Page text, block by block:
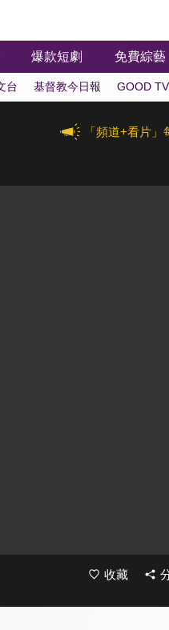
爆款短劇 免費綜藝
台 基督教今日報 GOOD
「頻道+看片」
收藏